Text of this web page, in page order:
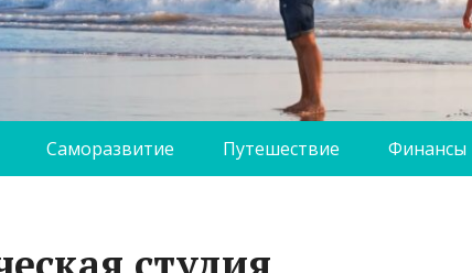
Саморазвитие Путешествие Финансы